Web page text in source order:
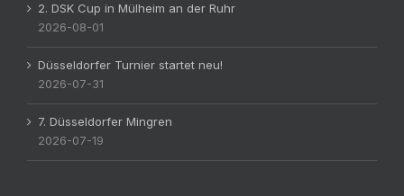
2. DSK Cup in Mülheim an der Ruhr
2026-08-01
Düsseldorfer Turnier startet neu!
2026-07-31
7. Düsseldorfer Mingren
2026-07-19